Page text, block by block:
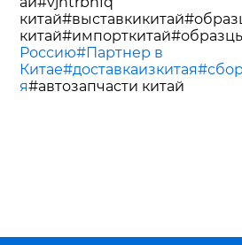
Россию#Партнер в
Китае#доставкаизкитая
я#автозапчасти китай